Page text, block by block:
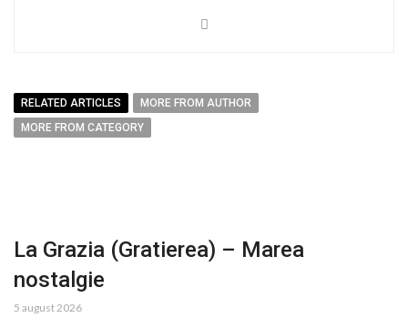
RELATED ARTICLES
MORE FROM AUTHOR
MORE FROM CATEGORY
La Grazia (Gratierea) – Marea
nostalgie
5 august 2026